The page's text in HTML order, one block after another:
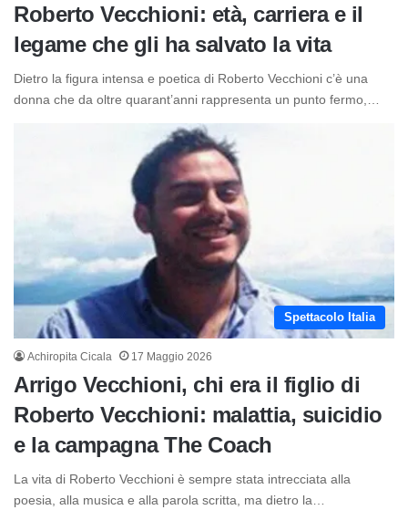
Roberto Vecchioni: età, carriera e il
legame che gli ha salvato la vita
Dietro la figura intensa e poetica di Roberto Vecchioni c’è una
donna che da oltre quarant’anni rappresenta un punto fermo,…
Spettacolo Italia
Achiropita Cicala 17 Maggio 2026
Arrigo Vecchioni, chi era il figlio di
Roberto Vecchioni: malattia, suicidio
e la campagna The Coach
La vita di Roberto Vecchioni è sempre stata intrecciata alla
poesia, alla musica e alla parola scritta, ma dietro la…